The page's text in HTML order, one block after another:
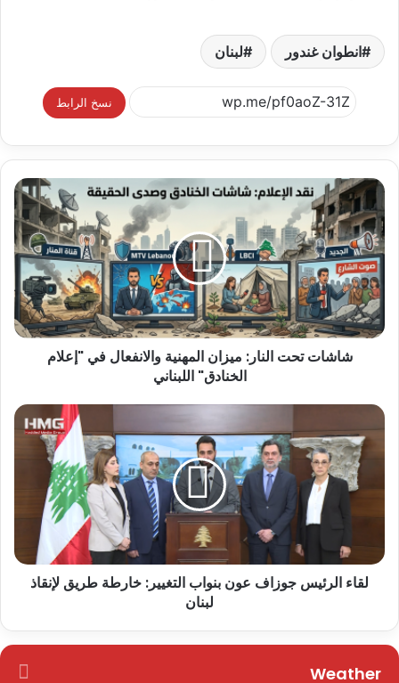
انطوان غندور لبنان
نسخ الرابط
شاشات تحت النار: ميزان المهنية والانفعال في "إعلام
الخنادق" اللبناني
لقاء الرئيس جوزاف عون بنواب التغيير: خارطة طريق لإنقاذ
لبنان
Weather